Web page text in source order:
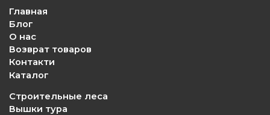
Главная
Блог
О нас
Возврат товаров
Контакти
Каталог
Строительные леса
Вышки тура